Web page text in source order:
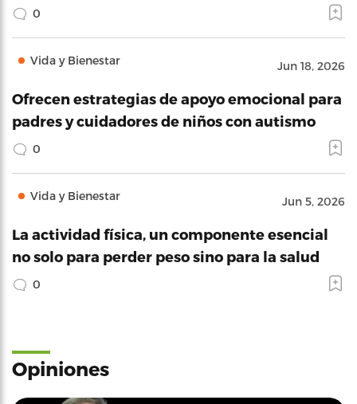
0
Vida y Bienestar Jun 18, 2026
Ofrecen estrategias de apoyo emocional para
padres y cuidadores de niños con autismo
0
Vida y Bienestar Jun 5, 2026
La actividad física, un componente esencial
no solo para perder peso sino para la salud
0
Opiniones